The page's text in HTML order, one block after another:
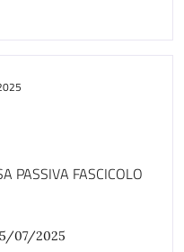
PASSIVA FASCICOLO
07/2025